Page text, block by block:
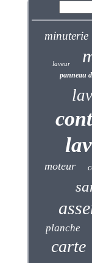
minuterie
laveur
panneau
moteur
planche
carte